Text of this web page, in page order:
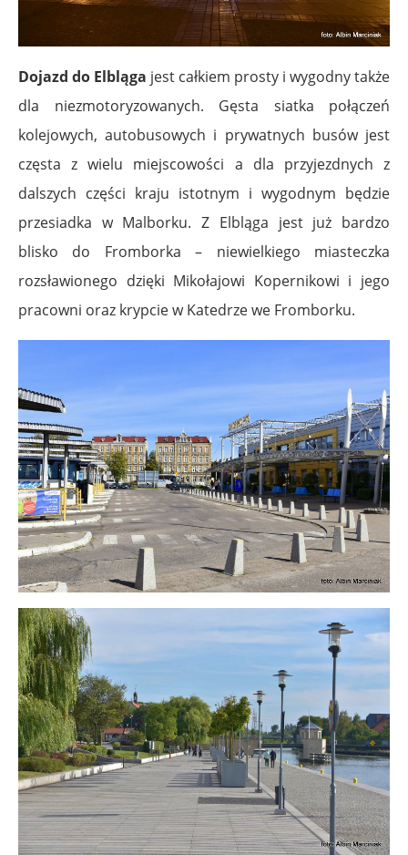
Dojazd do Elbląga jest całkiem prosty i wygodny także
dla niezmotoryzowanych. Gęsta siatka połączeń
kolejowych, autobusowych i prywatnych busów jest
częsta z wielu miejscowości a dla przyjezdnych z
dalszych części kraju istotnym i wygodnym będzie
przesiadka w Malborku. Z Elbląga jest już bardzo
blisko do Fromborka – niewielkiego miasteczka
rozsławionego dzięki Mikołajowi Kopernikowi i jego
pracowni oraz krypcie w Katedrze we Fromborku.